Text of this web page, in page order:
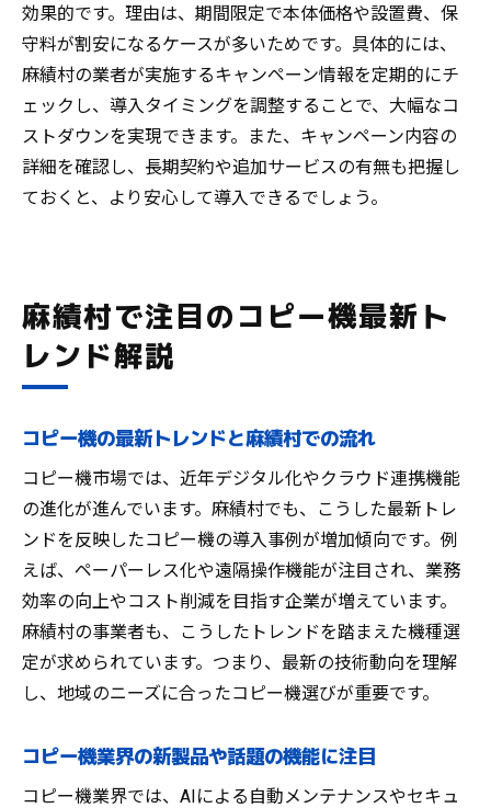
効果的です。理由は、期間限定で本体価格や設置費、保
守料が割安になるケースが多いためです。具体的には、
麻績村の業者が実施するキャンペーン情報を定期的にチ
ェックし、導入タイミングを調整することで、大幅なコ
ストダウンを実現できます。また、キャンペーン内容の
詳細を確認し、長期契約や追加サービスの有無も把握し
ておくと、より安心して導入できるでしょう。
麻績村で注目のコピー機最新ト
レンド解説
コピー機の最新トレンドと麻績村での流れ
コピー機市場では、近年デジタル化やクラウド連携機能
の進化が進んでいます。麻績村でも、こうした最新トレ
ンドを反映したコピー機の導入事例が増加傾向です。例
えば、ペーパーレス化や遠隔操作機能が注目され、業務
効率の向上やコスト削減を目指す企業が増えています。
麻績村の事業者も、こうしたトレンドを踏まえた機種選
定が求められています。つまり、最新の技術動向を理解
し、地域のニーズに合ったコピー機選びが重要です。
コピー機業界の新製品や話題の機能に注目
コピー機業界では、AIによる自動メンテナンスやセキュ